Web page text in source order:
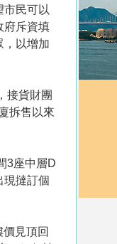
市民可以
府斥資填
，以增加
接貨財團
拆售以來
3座中層D
現撻訂個
見頂回